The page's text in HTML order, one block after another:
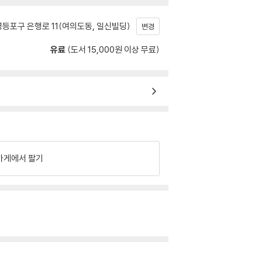
포구 은행로 11(여의도동, 일신빌딩) 변경
유료 (도서 15,000원 이상 무료)
게에서 팔기